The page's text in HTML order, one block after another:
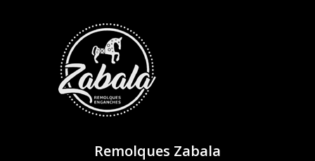
Remolques Zabala